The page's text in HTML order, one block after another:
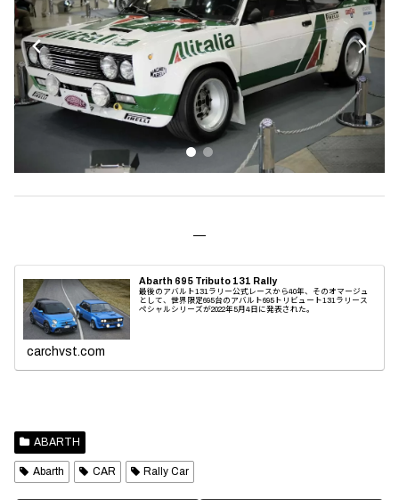
Abarth 695 Tributo 131 Rally
最後のアバルト131ラリー公式レースから40年、そのオマージュ
として、世界限定695台のアバルト695トリビュート131ラリース
ペシャルシリーズが2022年5月4日に発表された。
carchvst.com
ABARTH
Abarth CAR Rally Car